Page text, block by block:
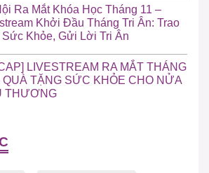
Ra Mắt Khóa Học Tháng 11 –
Khởi Đầu Tháng Tri Ân: Trao
Sức Khỏe, Gửi Lời Tri Ân
LIVESTREAM RA MẮT THÁNG
QUÀ TẶNG SỨC KHỎE CHO NỬA
THƯƠNG